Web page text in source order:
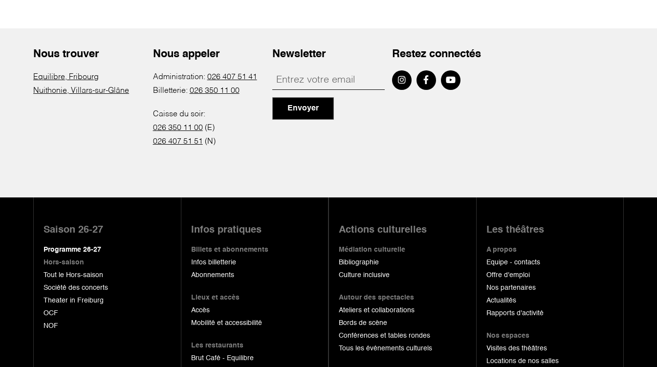
Nous trouver
Equilibre, Fribourg
Nuithonie, Villars-sur-Glâne
Nous appeler
Administration: 026 407 51 41
Billetterie: 026 350 11 00
Caisse du soir:
026 350 11 00(E)
026 407 51 51 (N)
Newsletter
Envoyer
Restez connectés
Saison 26-27
Programme 26-27
Hors-saison
Tout le Hors-saison
Société des concerts
Theater in Freiburg
OCF
NOF
Infos pratiques
Billets et abonnements
Infos billetterie
Abonnements
Lieux et accès
Accès
Mobilité et accessibilité
Les restaurants
Brut Café - Equilibre
Actions culturelles
Médiation culturelle
Bibliographie
Culture inclusive
Autour des spectacles
Ateliers et collaborations
Bords de scène
Conférences et tables rondes
Tous les événements culturels
Les théâtres
A propos
Equipe - contacts
Offre d'emploi
Nos partenaires
Actualités
Rapports d'activité
Nos espaces
Visites des théâtres
Locations de nos salles